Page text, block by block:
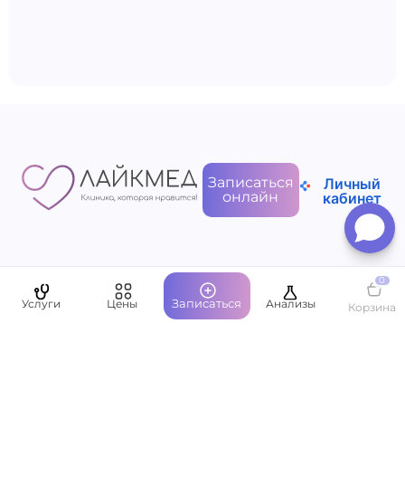
Записаться
онлайн
Личный
кабинет
Пациентам
Услуги Цены Записаться Анализы
0
Корзина